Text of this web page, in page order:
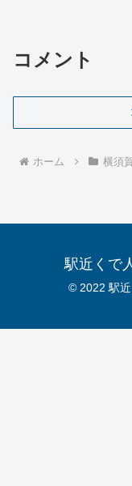
コメント
ホーム 横須
駅近くで
© 2022 駅近